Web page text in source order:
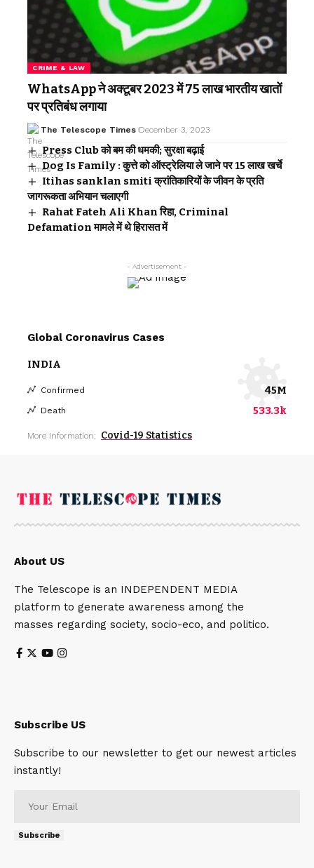
CRIME & LAW
WhatsApp ने अक्टूबर 2023 में 75 लाख भारतीय खातों
पर प्रतिबंध लगाया
The Telescope Times December 3, 2023
Press Club को बम की धमकी; सुरक्षा बढ़ाई
Dog Is Family : कुत्ते को ऑस्ट्रेलिया ले जाने पर 15 लाख खर्चे
Itihas sanklan smiti क्रांतिकारियों के जीवन के प्रति
जागरूकता अभियान चलाएगी
Rahat Fateh Ali Khan रिहा, Criminal
Defamation मामले में थे हिरासत में
- Advertisement -
Global Coronavirus Cases
INDIA
Confirmed 45M
Death 533.3k
More Information: Covid-19 Statistics
About US
The Telescope is an INDEPENDENT MEDIA
platform to generate awareness among the
masses regarding society, socio-eco, and politico.
Subscribe US
Subscribe to our newsletter to get our newest articles
instantly!
Subscribe